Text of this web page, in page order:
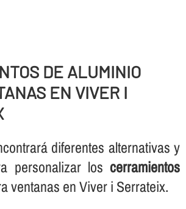
DE ALUMINIO
EN VIVER I
diferentes alternativas y
personalizar loscerramientos
ventanas en Viver i Serrateix.